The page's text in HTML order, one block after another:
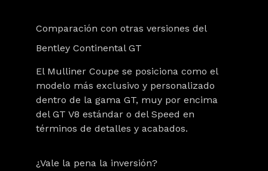
Comparación con otras versiones del
Bentley Continental GT
El Mulliner Coupe se posiciona como el
modelo más exclusivo y personalizado
dentro de la gama GT, muy por encima
del GT V8 estándar o del Speed en
términos de detalles y acabados.
¿Vale la pena la inversión?